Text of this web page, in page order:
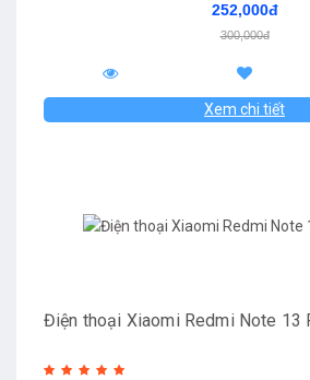
252,000đ
300,000đ
Xem chi tiết
Điện thoại Xiaomi Redmi Note 13